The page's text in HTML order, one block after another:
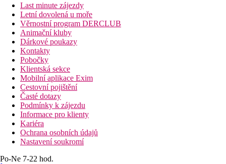
Last minute zájezdy
Letní dovolená u moře
Věrnostní program DERCLUB
Animační kluby
Dárkové poukazy
Kontakty
Pobočky
Klientská sekce
Mobilní aplikace Exim
Cestovní pojištění
Časté dotazy
Podmínky k zájezdu
Informace pro klienty
Kariéra
Ochrana osobních údajů
Nastavení soukromí
Po-Ne 7-22 hod.